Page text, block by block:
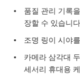
품질 관리 기록
장할 수 있습니다
조명 링이 시야
카메라 삼각대
세서리 휴대용